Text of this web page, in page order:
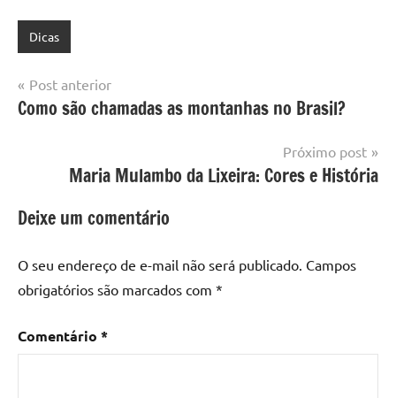
Dicas
Navegação
de
Post anterior
Como são chamadas as montanhas no Brasil?
Próximo post
Maria Mulambo da Lixeira: Cores e História
Deixe um comentário
O seu endereço de e-mail não será publicado. Campos
obrigatórios são marcados com *
Comentário *